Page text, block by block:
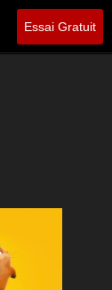
Essai Gratuit